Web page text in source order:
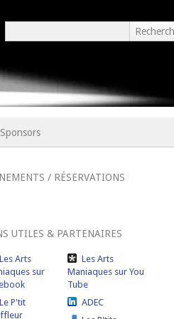
Sponsors
/ RÉSERVATIONS
UTILES & PARTENAIRES
Les Arts
sur
Les Arts
Maniaques sur You
Tube
Le P'tit
ADEC